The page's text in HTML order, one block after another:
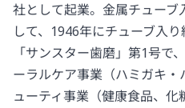
社として起業。金属チュー
して、1946年にチューブ入
「サンスター歯磨」第1号で
ーラルケア事業（ハミガキ
ューティ事業（健康食品、